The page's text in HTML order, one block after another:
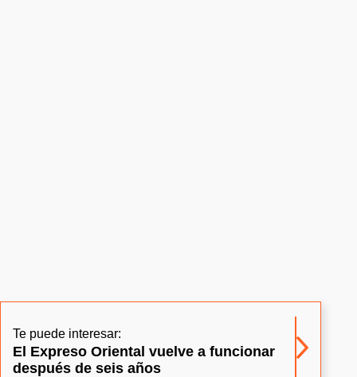
Te puede interesar:
El Expreso Oriental vuelve a funcionar
después de seis años